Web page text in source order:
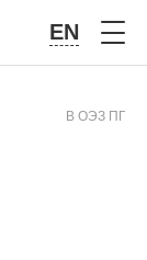
EN
В ОЭЗ ППТ